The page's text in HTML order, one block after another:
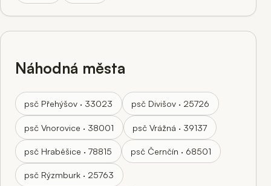
Náhodná města
psč Přehýšov · 33023 psč Divišov · 25726
psč Vnorovice · 38001 psč Vrážná · 39137
psč Hraběšice · 78815 psč Černčín · 68501
psč Rýzmburk · 25763